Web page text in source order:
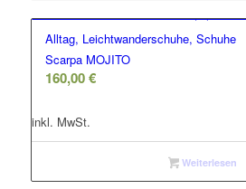
Alltag, Leichtwanderschuhe, Schuhe
Scarpa MOJITO
160,00€
inkl. MwSt.
Weiterlesen